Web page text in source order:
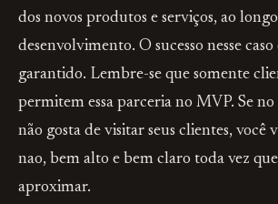
dos novos produtos e serviços, ao
desenvolvimento. O sucesso nesse
garantido. Lembre-se que somente
permitem essa parceria no MVP. Se no
não gosta de visitar seus clientes, você
nao, bem alto e bem claro toda vez
aproximar.